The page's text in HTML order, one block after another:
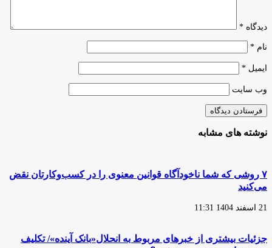
شفابخش
عالی
دیدگاه *
نام *
ایمیل *
وب‌ سایت
نوشته های مشابه
۷ روشی که شما ناخودآگاه قوانین معنوی را در کسب‌وکارتان نقض
می‌کنید
21 اسفند 1404 11:31
جزئیات بیشتری از خبرهای مربوط به انحلال«بانک آینده»/ تکلیف